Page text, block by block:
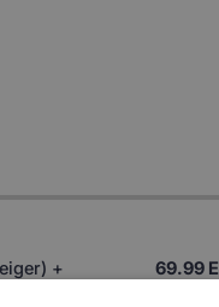
+
69.99